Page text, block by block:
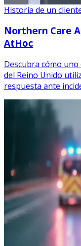
Historia de un
Northern Care
AtHoc
Descubra cómo
del Reino Unido
respuesta ante